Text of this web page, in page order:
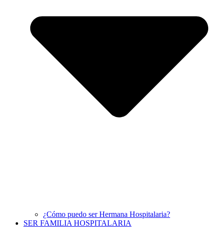
¿Cómo puedo ser Hermana Hospitalaria?
SER FAMILIA HOSPITALARIA